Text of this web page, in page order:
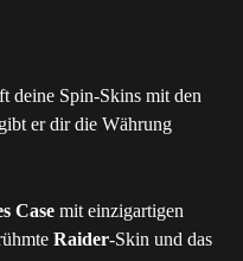
deine Spin-Skins mit den
er dir die Währung
Case mit einzigartigen
Raider-Skin und das